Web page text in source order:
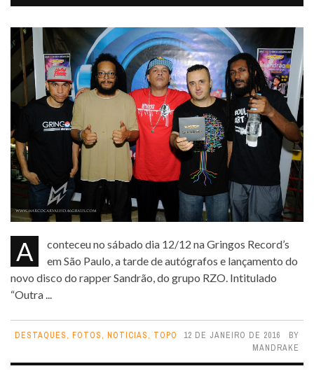
Aconteceu no sábado dia 12/12 na Gringos Record’s
em São Paulo, a tarde de autógrafos e lançamento do
novo disco do rapper Sandrão, do grupo RZO. Intitulado
“Outra ...
DESTAQUES, FOTOS, NOTICIAS, TOPO 12 DE JANEIRO DE 2016
BY
MANDRAKE